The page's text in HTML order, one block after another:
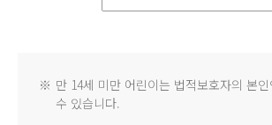
※ 만 14세 미만 어린이는 법적보호자의 본
수 있습니다.